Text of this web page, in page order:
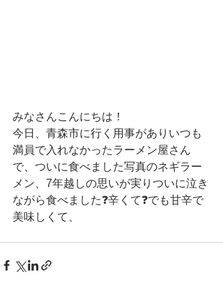
みなさんこんにちは！
今日、青森市に行く用事がありいつも
満員で入れなかったラーメン屋さん
で、ついに食べました写真のネギラー
メン、7年越しの思いが実りついに泣き
ながら食べました❓辛くて❓でも甘辛で
美味しくて、